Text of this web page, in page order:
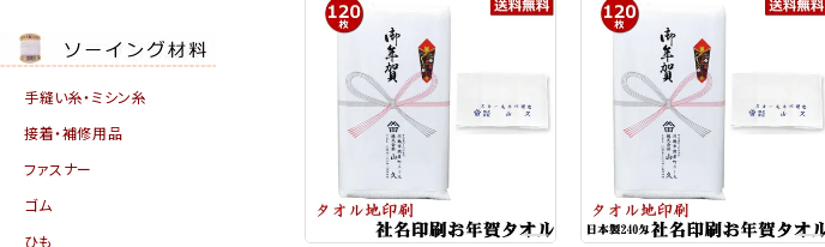
手縫い糸・ミシン糸
接着・補修用品
ファスナー
ゴム
ひも